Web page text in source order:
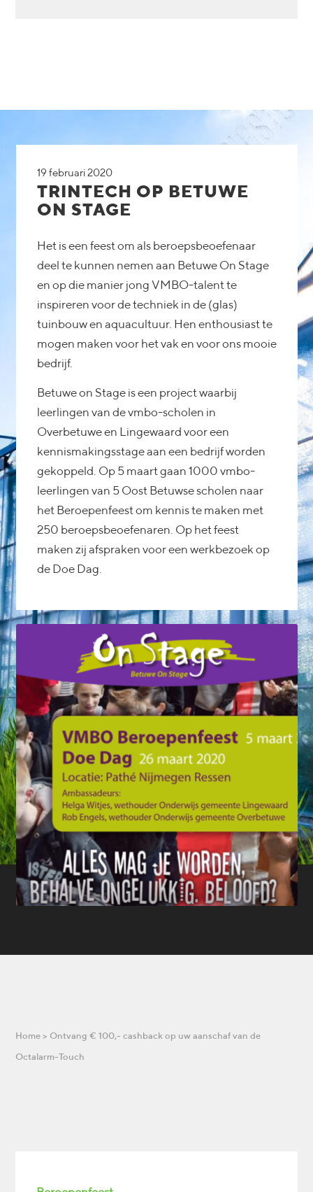
19 februari 2020
TRINTECH OP BETUWE
ON STAGE
Het is een feest om als beroepsbeoefenaar
deel te kunnen nemen aan Betuwe On Stage
en op die manier jong VMBO-talent te
inspireren voor de techniek in de (glas)
tuinbouw en aquacultuur. Hen enthousiast te
mogen maken voor het vak en voor ons mooie
bedrijf.
Betuwe on Stage is een project waarbij
leerlingen van de vmbo-scholen in
Overbetuwe en Lingewaard voor een
kennismakingsstage aan een bedrijf worden
gekoppeld. Op 5 maart gaan 1000 vmbo-
leerlingen van 5 Oost Betuwse scholen naar
het Beroepenfeest om kennis te maken met
250 beroepsbeoefenaren. Op het feest
maken zij afspraken voor een werkbezoek op
de Doe Dag.
Home > Ontvang € 100,- cashback op uw aanschaf van de
Octalarm-Touch